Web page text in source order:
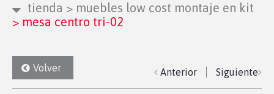
tienda > muebles low cost montaje en kit
> mesa centro tri-02
Volver Anterior Siguiente